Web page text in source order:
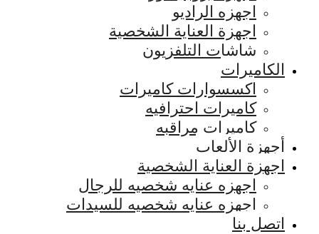
اجهزه الراديو
اجهزة العناية الشخصية
شاشات التلفزيون
الكاميرات
اكسسوارات كاميرات
كاميرات احترافيه
كاميرات مراقبه
أجهزة الألعاب
اجهزة العناية الشخصية
اجهزه عنايه شخصيه للرجال
اجهزه عنايه شخصيه للسيدات
اتصل بنا